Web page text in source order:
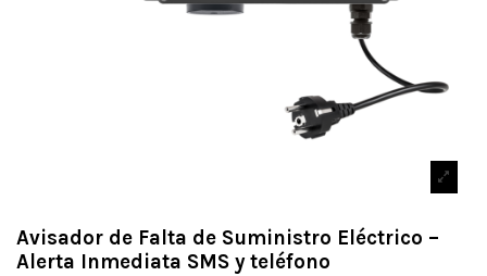
Avisador de Falta de Suministro Eléctrico –
Alerta Inmediata SMS y teléfono